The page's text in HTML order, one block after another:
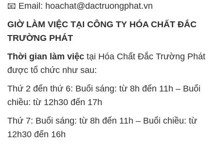
📧 Email: hoachat@dactruongphat.vn
GIỜ LÀM VIỆC TẠI CÔNG TY HÓA CHẤT ĐẮC
TRƯỜNG PHÁT
Thời gian làm việc tại Hóa Chất Đắc Trường Phát
được tổ chức như sau:
Thứ 2 đến thứ 6: Buổi sáng: từ 8h đến 11h – Buổi
chiều: từ 12h30 đến 17h
Thứ 7: Buổi sáng: từ 8h đến 11h – Buổi chiều: từ
12h30 đến 16h